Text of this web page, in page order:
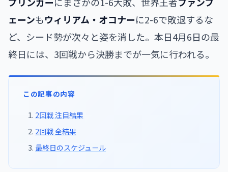
ェーンもウィリアム・オコナーに2-6で敗退するな
ど、シード勢が次々と姿を消した。本日4月6日の最
終日には、3回戦から決勝までが一気に行われる。
この記事の内容
2回戦 注目結果
2回戦 全結果
最終日のスケジュール